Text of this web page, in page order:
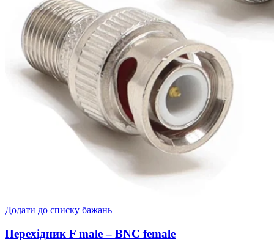
Додати до списку бажань
Перехідник F male – BNC female